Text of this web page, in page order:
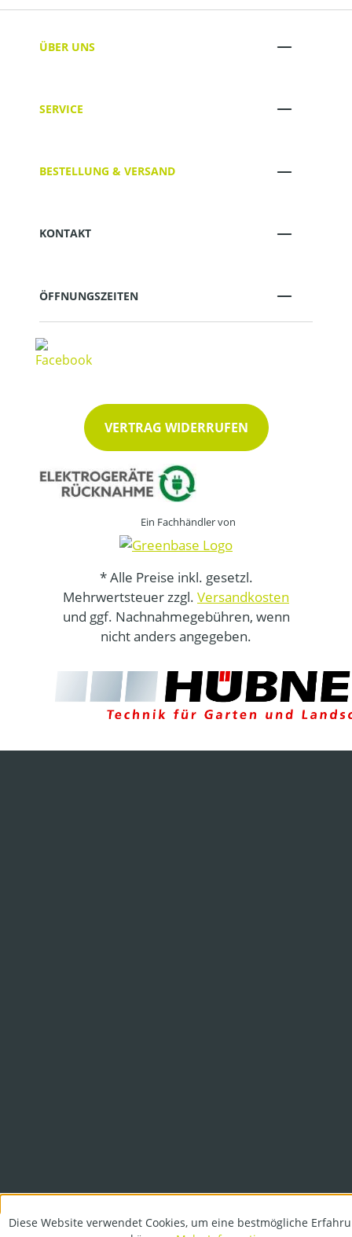
ÜBER UNS
SERVICE
BESTELLUNG & VERSAND
KONTAKT
ÖFFNUNGSZEITEN
VERTRAG WIDERRUFEN
Ein Fachhändler von
* Alle Preise inkl. gesetzl.
Mehrwertsteuer zzgl. Versandkosten
und ggf. Nachnahmegebühren, wenn
nicht anders angegeben.
Diese Website verwendet Cookies, um eine bestmögliche